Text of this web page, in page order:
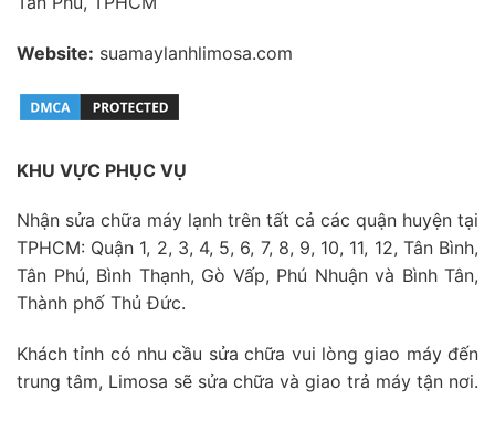
Website: suamaylanhlimosa.com
KHU VỰC PHỤC VỤ
Nhận sửa chữa máy lạnh trên tất cả các quận huyện tại
TPHCM: Quận 1, 2, 3, 4, 5, 6, 7, 8, 9, 10, 11, 12, Tân Bình,
Tân Phú, Bình Thạnh, Gò Vấp, Phú Nhuận và Bình Tân,
Thành phố Thủ Đức.
Khách tỉnh có nhu cầu sửa chữa vui lòng giao máy đến
trung tâm, Limosa sẽ sửa chữa và giao trả máy tận nơi.